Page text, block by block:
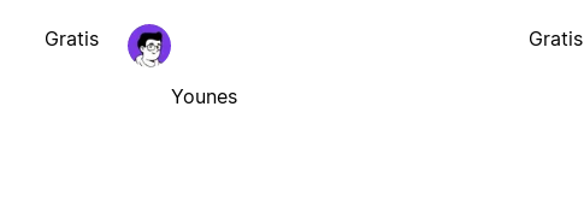
Gratis
Younes
Gratis